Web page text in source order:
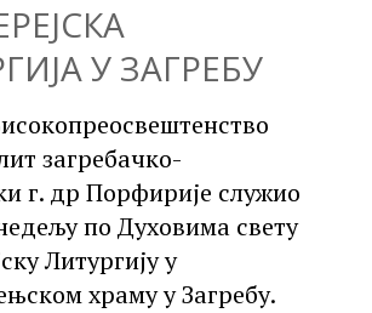
У ЗАГРЕБУ
загребачко-
г. др Порфирије служио
по Духовима свету
Литургију у
храму у Загребу.